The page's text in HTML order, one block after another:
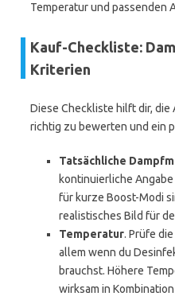
Temperatur und passenden
Kauf-Checkliste:
Kriterien
Diese Checkliste hilft dir, die
richtig zu bewerten und ein
Tatsächliche
kontinuierliche
für kurze Boost-Modi
realistisches Bild für
Temperatur. Prüfe
allem wenn du
brauchst. Höhere
wirksam in